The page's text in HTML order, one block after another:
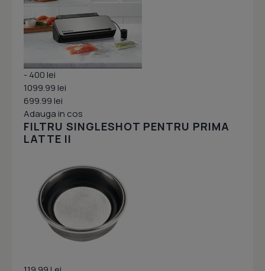
- 400 lei
1099.99 lei
699.99 lei
Adauga in cos
FILTRU SINGLESHOT PENTRU PRIMA
LATTE II